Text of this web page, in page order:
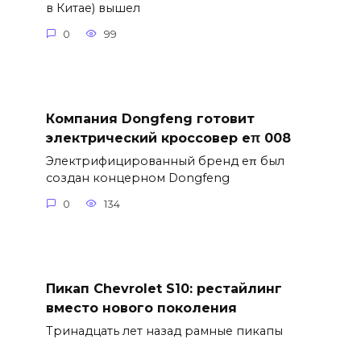
в Китае) вышел
0 99
Компания Dongfeng готовит
электрический кроссовер eπ 008
Электрифицированный бренд eπ был
создан концерном Dongfeng
0 134
Пикап Chevrolet S10: рестайлинг
вместо нового поколения
Тринадцать лет назад рамные пикапы